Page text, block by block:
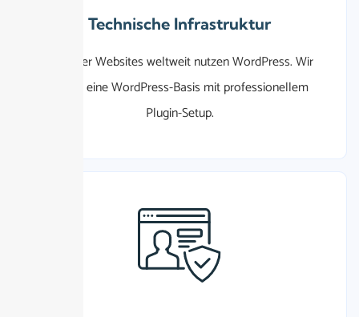
Technische Infrastruktur
der Websites weltweit nutzen WordPress. Wir
bieten eine WordPress-Basis mit professionellem
Plugin-Setup.